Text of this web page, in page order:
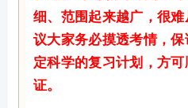
细、范围起来越广，很
议大家务必摸透考情，
定科学的复习计划，方
证。